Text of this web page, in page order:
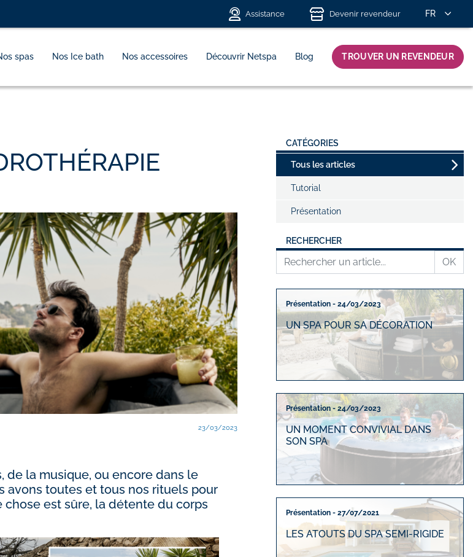
Assistance Devenir revendeur FR
spas Nos Ice bath Nos accessoires Découvrir Netspa Blog TROUVER UN REVENDEUR
23/03/2023
de la musique, ou encore dans le
avons toutes et tous nos rituels pour
est sûre, la détente du corps
CATÉGORIES
Tous les articles
Tutorial
Présentation
RECHERCHER
OK
Présentation - 24/03/2023
UN SPA POUR SA DÉCORATION
Présentation - 24/03/2023
UN MOMENT CONVIVIAL DANS
SON SPA
Présentation - 27/07/2021
LES ATOUTS DU SPA SEMI-RIGIDE